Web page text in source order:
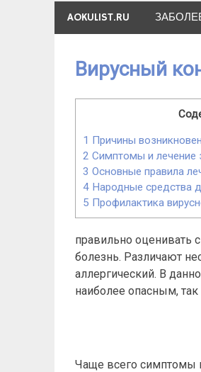
AOKULIST.RU
Вирусный
1 Причины
2 Симптомы и лечение
3 Основные правила
4Народные средства
5 Профилактика
правильно оценивать
болезнь. Различают
аллергический. В
наиболее опасным,
Чаще всего симптомы